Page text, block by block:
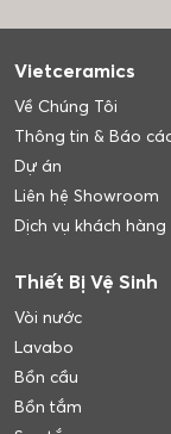
Vietceramics
Về Chúng Tôi
Thông tin & Báo
Dự án
Liên hệ Showroom
Dịch vụ khách hàng
Thiết Bị Vệ Sinh
Vòi nước
Lavabo
Bồn cầu
Bồn tắm